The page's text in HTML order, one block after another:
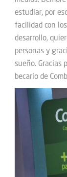
estudiar, por
facilidad con
desarrollo,
personas y
sueño. Gracias
becario de